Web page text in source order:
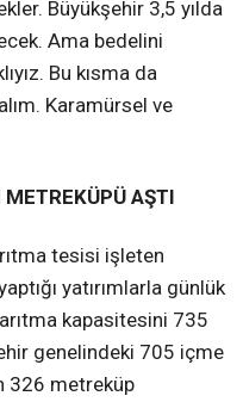
Büyükşehir 3,5 yılda
Ama bedelini
Bu kısma da
Karamürsel ve
AŞTI
tesisi işleten
yatırımlarla günlük
kapasitesini 735
genelindeki 705 içme
326 metreküp